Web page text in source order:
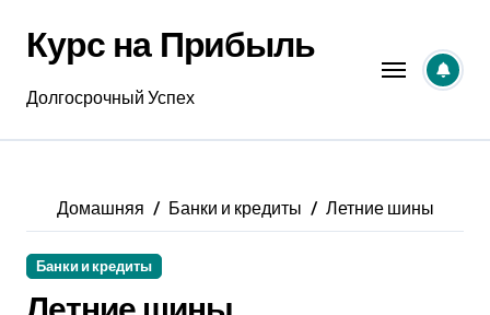
содержанию
Курс на Прибыль
Долгосрочный Успех
Домашняя Банки и кредиты Летние шины
Банки и кредиты